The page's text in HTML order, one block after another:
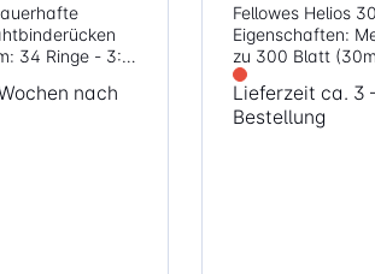
nach
Fellowes Helios
Eigenschaften: Mehrere Dokumente bis
zu 300 Blatt
gleichzeitig
Verschiedene
Dokumentstärke HeatShield
Lieferzeit ca. 3
Bestellung